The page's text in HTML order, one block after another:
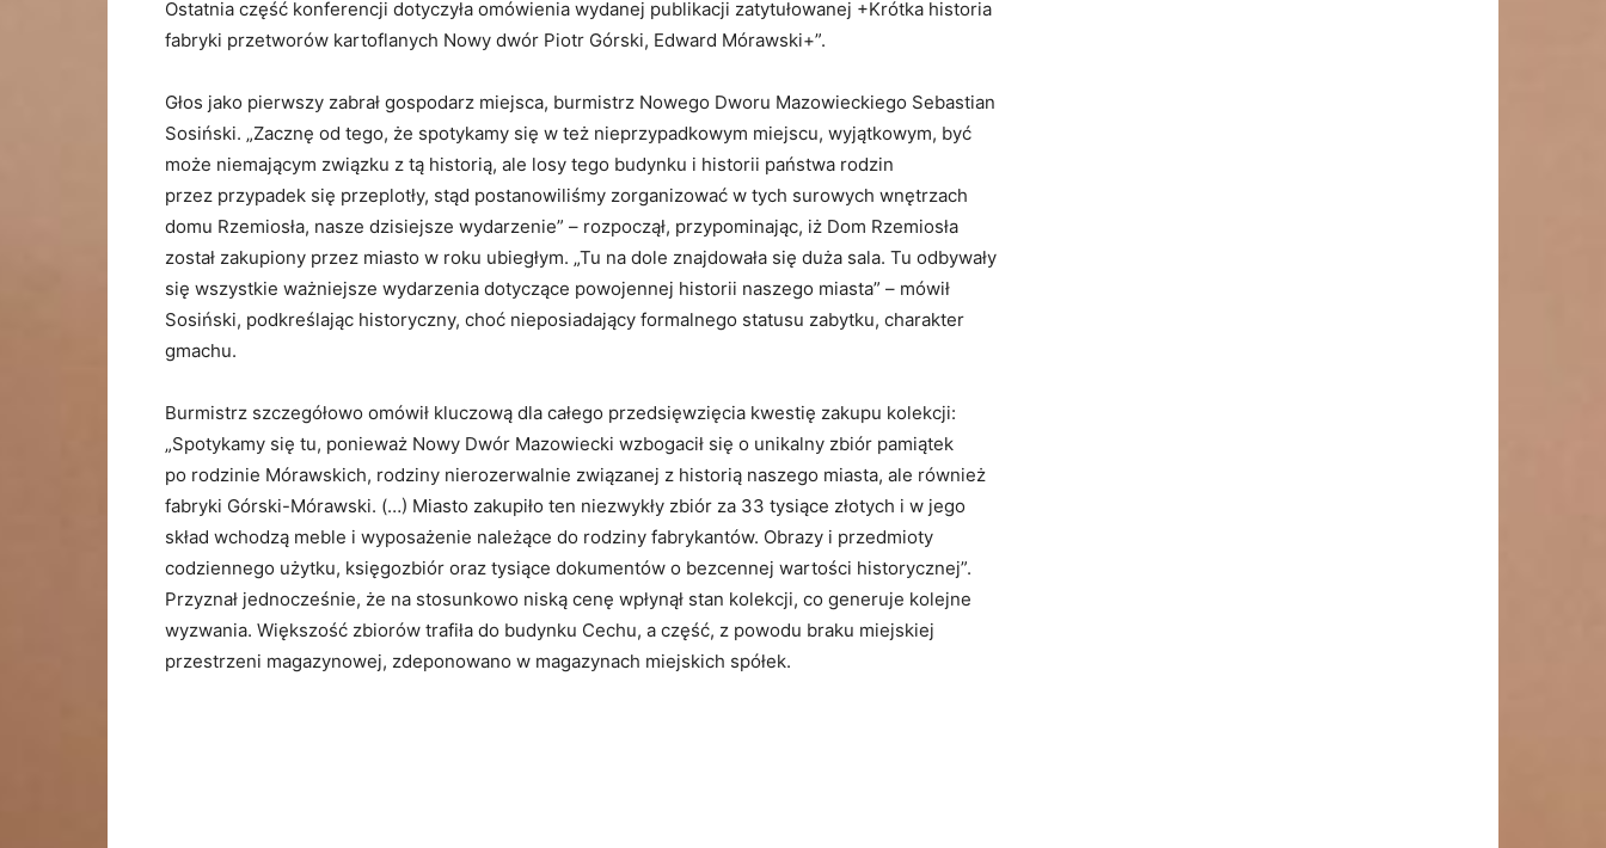
Ostatnia część konferencji dotyczyła omówienia wydanej publikacji zatytułowanej +Krótka historia
fabryki przetworów kartoflanych Nowy dwór Piotr Górski, Edward Mórawski+”.
Głos jako pierwszy zabrał gospodarz miejsca, burmistrz Nowego Dworu Mazowieckiego Sebastian
Sosiński. „Zacznę od tego, że spotykamy się w też nieprzypadkowym miejscu, wyjątkowym, być
może niemającym związku z tą historią, ale losy tego budynku i historii państwa rodzin
przez przypadek się przeplotły, stąd postanowiliśmy zorganizować w tych surowych wnętrzach
domu Rzemiosła, nasze dzisiejsze wydarzenie” – rozpoczął, przypominając, iż Dom Rzemiosła
został zakupiony przez miasto w roku ubiegłym. „Tu na dole znajdowała się duża sala. Tu odbywały
się wszystkie ważniejsze wydarzenia dotyczące powojennej historii naszego miasta” – mówił
Sosiński, podkreślając historyczny, choć nieposiadający formalnego statusu zabytku, charakter
gmachu.
Burmistrz szczegółowo omówił kluczową dla całego przedsięwzięcia kwestię zakupu kolekcji:
„Spotykamy się tu, ponieważ Nowy Dwór Mazowiecki wzbogacił się o unikalny zbiór pamiątek
po rodzinie Mórawskich, rodziny nierozerwalnie związanej z historią naszego miasta, ale również
fabryki Górski-Mórawski. (…) Miasto zakupiło ten niezwykły zbiór za 33 tysiące złotych i w jego
skład wchodzą meble i wyposażenie należące do rodziny fabrykantów. Obrazy i przedmioty
codziennego użytku, księgozbiór oraz tysiące dokumentów o bezcennej wartości historycznej”.
Przyznał jednocześnie, że na stosunkowo niską cenę wpłynął stan kolekcji, co generuje kolejne
wyzwania. Większość zbiorów trafiła do budynku Cechu, a część, z powodu braku miejskiej
przestrzeni magazynowej, zdeponowano w magazynach miejskich spółek.